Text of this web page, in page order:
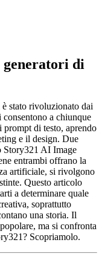
generatori di
stato rivoluzionato dai
a chiunque
prompt di testo, aprendo
e il design. Due
Story321 AI Image
entrambi offrano la
artificiale, si rivolgono
Questo articolo
a determinare quale
soprattutto
una storia. Il
ma si confronta
Scopriamolo.